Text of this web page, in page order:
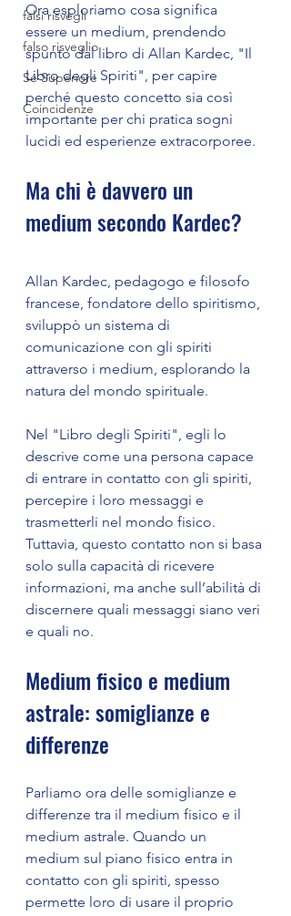
falsi risvegli
falso risveglio
Sé Superiore
Coincidenze
Ora esploriamo cosa significa
essere un medium, prendendo
spunto dal libro di Allan Kardec, "Il
Libro degli Spiriti", per capire
perché questo concetto sia così
importante per chi pratica sogni
lucidi ed esperienze extracorporee.
Ma chi è davvero un
medium secondo Kardec?
Allan Kardec, pedagogo e filosofo
francese, fondatore dello spiritismo,
sviluppò un sistema di
comunicazione con gli spiriti
attraverso i medium, esplorando la
natura del mondo spirituale.
Nel "Libro degli Spiriti", egli lo
descrive come una persona capace
di entrare in contatto con gli spiriti,
percepire i loro messaggi e
trasmetterli nel mondo fisico.
Tuttavia, questo contatto non si basa
solo sulla capacità di ricevere
informazioni, ma anche sull’abilità di
discernere quali messaggi siano veri
e quali no.
Medium fisico e medium
astrale: somiglianze e
differenze
Parliamo ora delle somiglianze e
differenze tra il medium fisico e il
medium astrale. Quando un
medium sul piano fisico entra in
contatto con gli spiriti, spesso
permette loro di usare il proprio